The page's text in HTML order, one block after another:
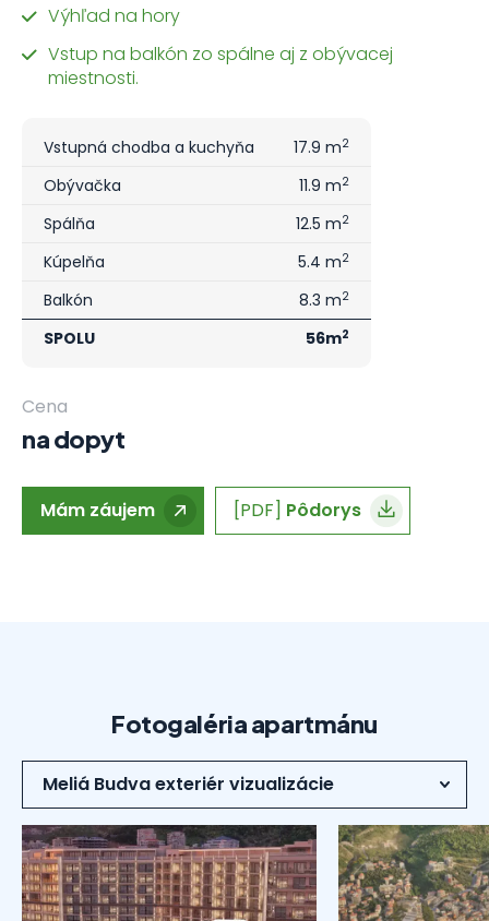
Výhľad na hory
Vstup na balkón zo spálne aj z obývacej
miestnosti.
Vstupná chodba a kuchyňa 17.9 m2
Obývačka 11.9 m2
Spálňa 12.5 m2
Kúpelňa 5.4 m2
Balkón 8.3 m2
SPOLU 56m2
Cena
na dopyt
Mám záujem [PDF] Pôdorys
Fotogaléria apartmánu